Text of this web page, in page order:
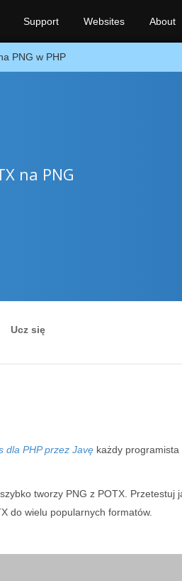
Support Websites About
PNG w PHP
na PNG
Ucz się
dla PHP przez Javę każdy
tworzy PNG z POTX.
do wielu popularnych formatów.